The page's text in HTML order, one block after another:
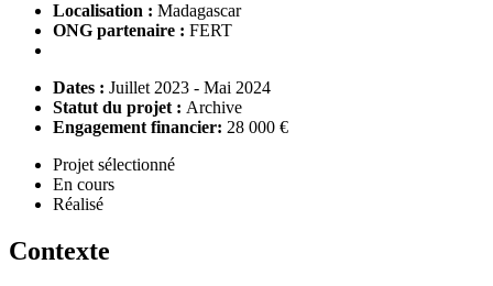
Localisation : Madagascar
ONG partenaire : FERT
Dates : Juillet 2023 - Mai 2024
Statut du projet : Archive
Engagement financier: 28 000 €
Projet sélectionné
En cours
Réalisé
Contexte